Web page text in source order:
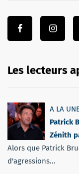
Les lecteurs
A LA
Patrick
Zénith
Alors que Patrick
d'agressions...